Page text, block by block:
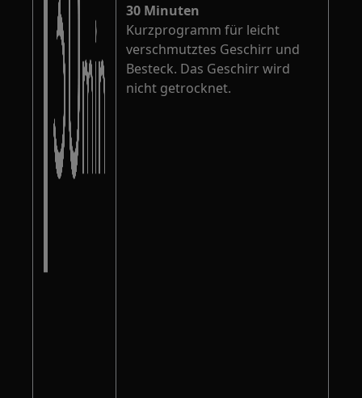
30 Minuten
Kurzprogramm für leicht
verschmutztes Geschirr und
Besteck. Das Geschirr wird
nicht getrocknet.